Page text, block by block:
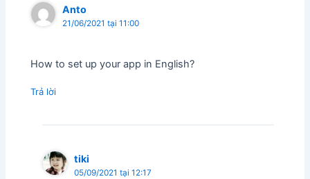
Anto
21/06/2021 tại 11:00
How to set up your app in English?
Trả lời
tiki
05/09/2021 tại 12:17